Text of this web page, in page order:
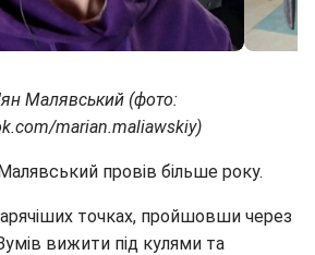
Малявський (фото:
marian.maliawskiy)
провів більше року.
точках, пройшовши через
вижити під кулями та